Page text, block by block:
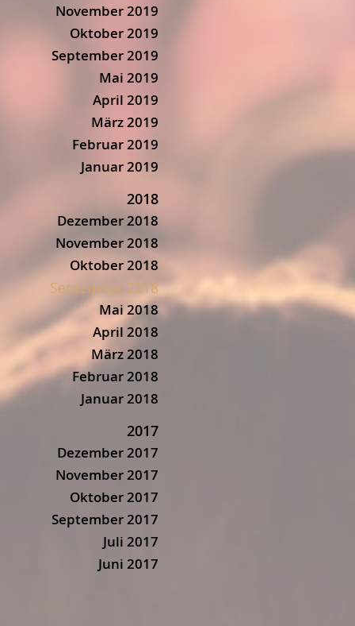
November 2019
Oktober 2019
September 2019
Mai 2019
April 2019
März 2019
Februar 2019
Januar 2019
2018
Dezember 2018
November 2018
Oktober 2018
September 2018
Mai 2018
April 2018
März 2018
Februar 2018
Januar 2018
2017
Dezember 2017
November 2017
Oktober 2017
September 2017
Juli 2017
Juni 2017